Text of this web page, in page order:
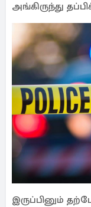
அங்கிருந்து
இருப்பினும்